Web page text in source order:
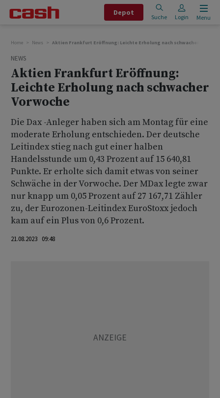
Depot
Suche Login Menu
Home News Aktien Frankfurt Eröffnung: Leichte Erholung nach schwacher
NEWS
Aktien Frankfurt Eröffnung:
Leichte Erholung nach schwacher
Vorwoche
Die Dax -Anleger haben sich am Montag für eine
moderate Erholung entschieden. Der deutsche
Leitindex stieg nach gut einer halben
Handelsstunde um 0,43 Prozent auf 15 640,81
Punkte. Er erholte sich damit etwas von seiner
Schwäche in der Vorwoche. Der MDax legte zwar
nur knapp um 0,05 Prozent auf 27 167,71 Zähler
zu, der Eurozonen-Leitindex EuroStoxx jedoch
kam auf ein Plus von 0,6 Prozent.
21.08.2023 09:48